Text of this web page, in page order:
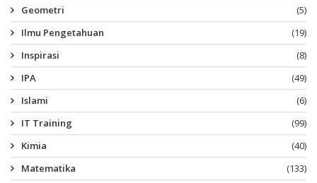
Geometri
(5)
Ilmu Pengetahuan
(19)
Inspirasi
(8)
IPA
(49)
Islami
(6)
IT Training
(99)
Kimia
(40)
Matematika
(133)